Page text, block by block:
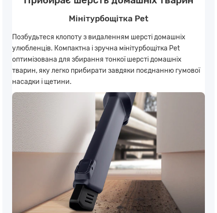
Мінітурбощітка Pet
Позбудьтеся клопоту з видаленням шерсті домашніх
улюбленців. Компактна і зручна мінітурбощітка Pet
оптимізована для збирання тонкої шерсті домашніх
тварин, яку легко прибирати завдяки поєднанню гумової
насадки і щетини.